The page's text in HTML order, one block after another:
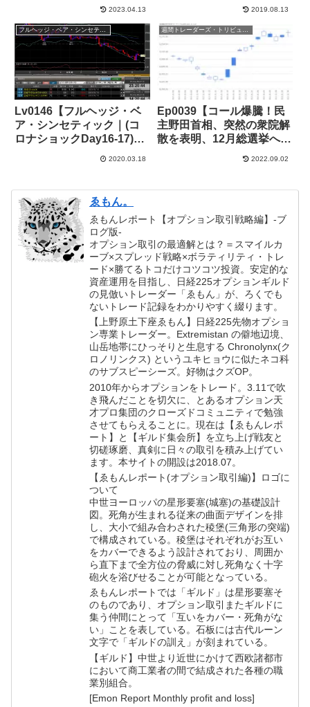
2023.04.13 2019.08.13
フルヘッジ・ベア・シンセティック
Lv0146【フルヘッジ・ベ
ア・シンセティック｜(コ
ロナショックDay16-17)ダ
2020.03.18
週間トレーダーズ・トリビューン
Ep0039【コール爆騰！民
主野田首相、突然の衆院解
散を表明、12月総選挙へー
2022.09.02
ゑもん。
ゑもんレポート【オプション取引戦略編】-ブ
ログ版-
オプション取引の最適解とは？＝スマイルカ
ーブ×スプレッド戦略×ボラティリティ・トレ
ード×勝てるトコだけコツコツ投資。安定的な
資産運用を目指し、日経225オプションギルド
の見倣いトレーダー「ゑもん」が、ろくでも
ないトレード記録をわかりやすく綴ります。
【上野原土下座ゑもん】日経225先物オプショ
ン専業トレーダー。Extremistan の僻地辺境、
山岳地帯にひっそりと生息する Chronolynx(ク
ロノリンクス) というユキヒョウに似たネコ科
のサブスピーシーズ。好物はクズOP。
2010年からオプションをトレード。3.11で吹
き飛んだことを切欠に、とあるオプション天
才プロ集団のクローズドコミュニティで勉強
させてもらえることに。現在は【ゑもんレポ
ート】と【ギルド集会所】を立ち上げ戦友と
切磋琢磨、真剣に日々の取引を積み上げてい
ます。本サイトの開設は2018.07。
【ゑもんレポート(オプション取引編)】ロゴに
ついて
中世ヨーロッパの星形要塞(城塞)の基礎設計
図。死角が生まれる従来の曲面デザインを排
し、大小で組み合わされた稜堡(三角形の突端)
で構成されている。稜堡はそれぞれがお互い
をカバーできるよう設計されており、周囲か
ら直下まで全方位の脅威に対し死角なく十字
砲火を浴びせることが可能となっている。
ゑもんレポートでは「ギルド」は星形要塞そ
のものであり、オプション取引またギルドに
集う仲間にとって「互いをカバー・死角がな
い」ことを表している。石板には古代ルーン
文字で「ギルドの訓え」が刻まれている。
【ギルド】中世より近世にかけて西欧諸都市
において商工業者の間で結成された各種の職
業別組合。
[Emon Report Monthly profit and loss]